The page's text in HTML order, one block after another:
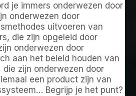
je immers onderwezen door
onderwezen door
uitvoeren van
die zijn opgeleid door
onderwezen door
aan het beleid houden van
zijn onderwezen door
een product zijn van
Begrijp je het punt?